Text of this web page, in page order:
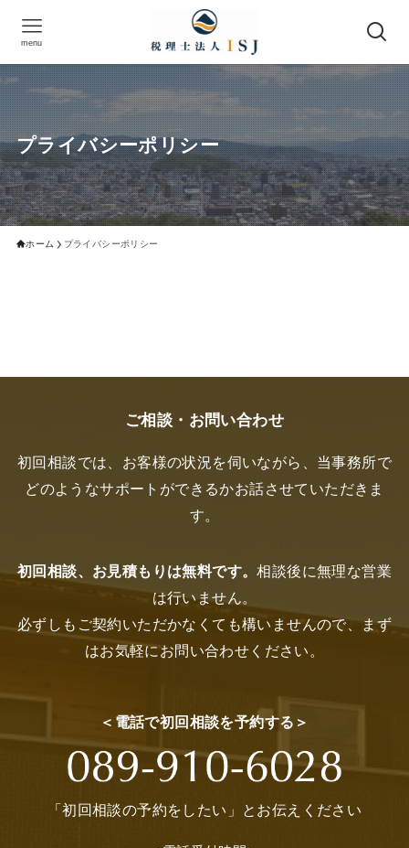
menu
プライバシーポリシー
ホーム プライバシーポリシー
ご相談・お問い合わせ
初回相談では、お客様の状況を伺いながら、当事務所で
どのようなサポートができるかお話させていただきま
す。
初回相談、お見積もりは無料です。相談後に無理な営業
は行いません。
必ずしもご契約いただかなくても構いませんので、まず
はお気軽にお問い合わせください。
＜電話で初回相談を予約する＞
「初回相談の予約をしたい」とお伝えください